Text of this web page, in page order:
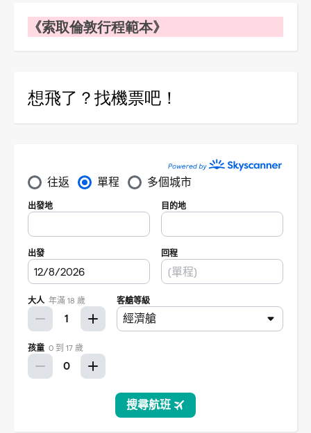
《索取倫敦行程範本》
想飛了？找機票吧！